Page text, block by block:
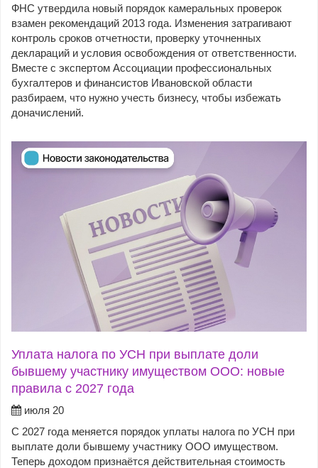
ФНС утвердила новый порядок камеральных проверок
взамен рекомендаций 2013 года. Изменения затрагивают
контроль сроков отчетности, проверку уточненных
деклараций и условия освобождения от ответственности.
Вместе с экспертом Ассоциации профессиональных
бухгалтеров и финансистов Ивановской области
разбираем, что нужно учесть бизнесу, чтобы избежать
доначислений.
Уплата налога по УСН при выплате доли
бывшему участнику имуществом ООО: новые
правила с 2027 года
июля 20
С 2027 года меняется порядок уплаты налога по УСН при
выплате доли бывшему участнику ООО имуществом.
Теперь доходом признаётся действительная стоимость